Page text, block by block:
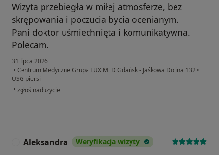
Wizyta przebiegła w miłej atmosferze, bez
skrępowania i poczucia bycia ocenianym.
Pani doktor uśmiechnięta i komunikatywna.
Polecam.
31 lipca 2026
• Centrum Medyczne Grupa LUX MED Gdańsk - Jaśkowa Dolina 132 •
USG piersi
• w opinii użytkownika KW.
zgłoś nadużycie
Aleksandra Weryfikacja wizyty